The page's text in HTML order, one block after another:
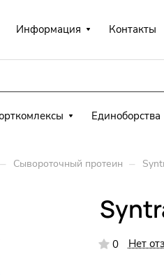
Информация Контакты
Единоборства
– Сывороточный протеин –
0 Нет